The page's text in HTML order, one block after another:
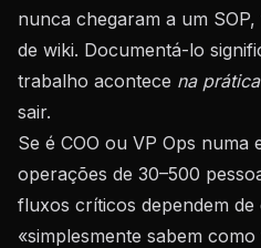
nunca chegaram a um
de wiki. Documentá-lo
trabalho acontece na prática
sair.
Se é COO ou VP Ops numa
operações de 30–500
fluxos críticos dependem
«simplesmente sabem